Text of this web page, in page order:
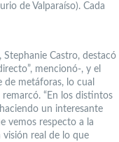
de Valparaíso). Cada
Stephanie Castro, destacó
mencionó-, y el
de metáforas, lo cual
“En los distintos
un interesante
vemos respecto a la
real de lo que